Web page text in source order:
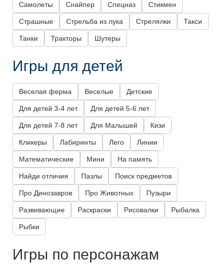
Самолеты Снайпер Спецназ Стикмен
Страшные Стрельба из лука Стрелялки Такси
Танки Тракторы Шутеры
Игры для детей
Веселая ферма Веселые Детские
Для детей 3-4 лет Для детей 5-6 лет
Для детей 7-8 лет Для Малышей Кизи
Кликеры Лабиринты Лего Линии
Математические Мини На память
Найди отличия Пазлы Поиск предметов
Про Динозавров Про Животных Пузыри
Развивающие Раскраски Рисовалки Рыбалка
Рыбки
Игры по персонажам